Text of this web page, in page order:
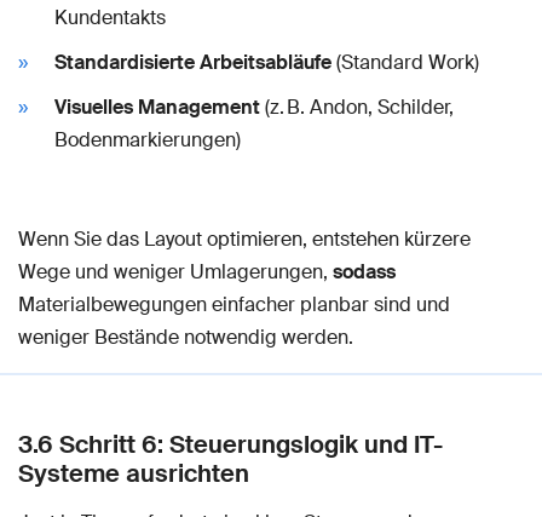
Kundentakts
Standardisierte Arbeitsabläufe(Standard Work)
Visuelles Management(z. B. Andon, Schilder,
Bodenmarkierungen)
Wenn Sie das Layout optimieren, entstehen kürzere
Wege und weniger Umlagerungen, sodass
Materialbewegungen einfacher planbar sind und
weniger Bestände notwendig werden.
3.6 Schritt 6: Steuerungslogik und IT-
Systeme ausrichten